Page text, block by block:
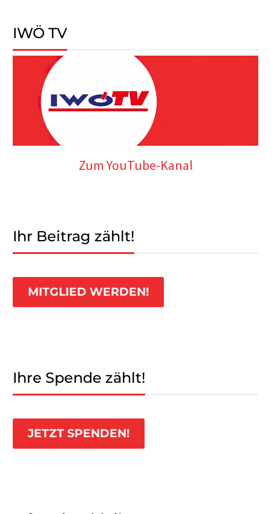
IWÖ TV
Zum YouTube-Kanal
Ihr Beitrag zählt!
MITGLIED WERDEN!
Ihre Spende zählt!
JETZT SPENDEN!